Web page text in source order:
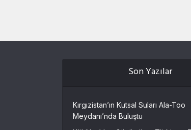
Son Yazılar
Kırgızistan’ın Kutsal Suları Ala-Too
Meydanı’nda Buluştu